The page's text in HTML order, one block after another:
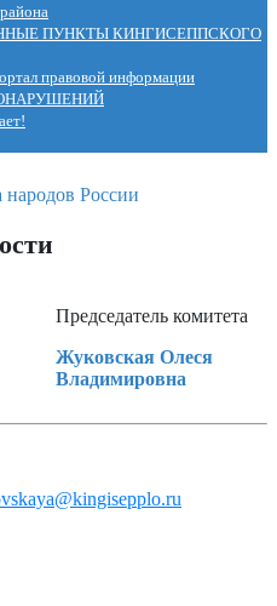
ПУНКТЫ КИНГИСЕППСКОГО
правовой информации
Председатель комитета
Жуковская Олеся
Владимировна